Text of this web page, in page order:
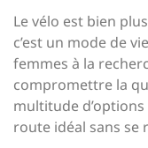
Le vélo est bien
c’est un mode de
femmes à la
compromettre la
multitude
route idéal sans se